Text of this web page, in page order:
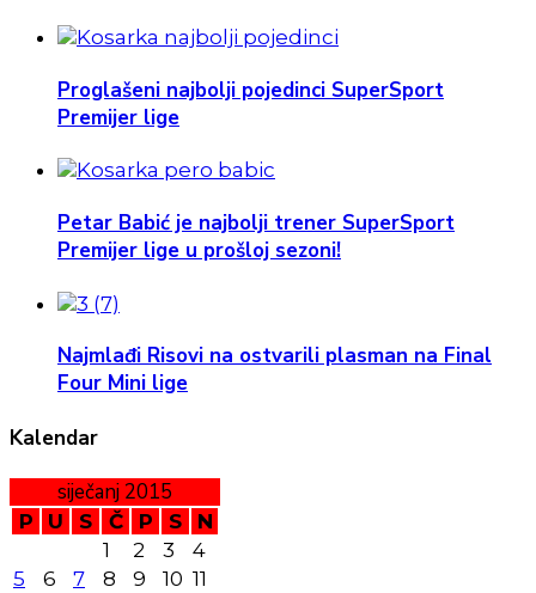
Proglašeni najbolji pojedinci SuperSport
Premijer lige
Petar Babić je najbolji trener SuperSport
Premijer lige u prošloj sezoni!
Najmlađi Risovi na ostvarili plasman na Final
Four Mini lige
Kalendar
siječanj 2015
P U S Č P S
N
1
2 3
4
5
6 7 8 9 10 11